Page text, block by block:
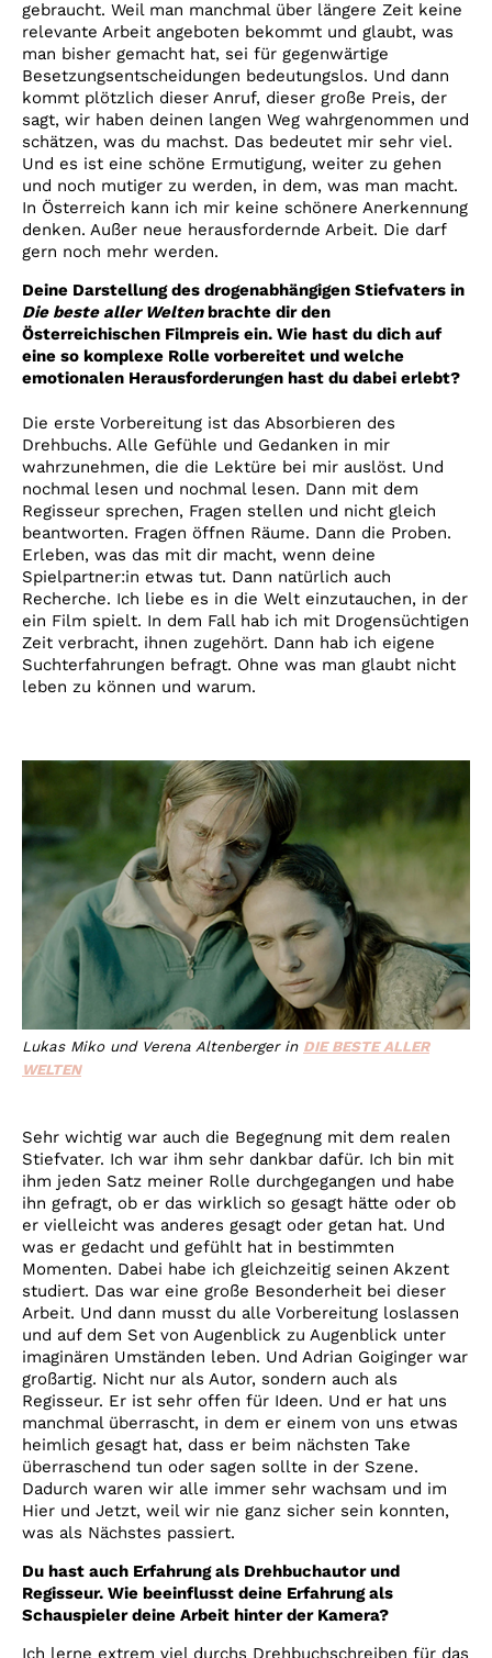
gebraucht. Weil man manchmal über längere Zeit keine
relevante Arbeit angeboten bekommt und glaubt, was
man bisher gemacht hat, sei für gegenwärtige
Besetzungsentscheidungen bedeutungslos. Und dann
kommt plötzlich dieser Anruf, dieser große Preis, der
sagt, wir haben deinen langen Weg wahrgenommen und
schätzen, was du machst. Das bedeutet mir sehr viel.
Und es ist eine schöne Ermutigung, weiter zu gehen
und noch mutiger zu werden, in dem, was man macht.
In Österreich kann ich mir keine schönere Anerkennung
denken. Außer neue herausfordernde Arbeit. Die darf
gern noch mehr werden.
Deine Darstellung des drogenabhängigen Stiefvaters in
Die beste aller Weltenbrachte dir den
Österreichischen Filmpreis ein. Wie hast du dich auf
eine so komplexe Rolle vorbereitet und welche
emotionalen Herausforderungen hast du dabei erlebt?
Die erste Vorbereitung ist das Absorbieren des
Drehbuchs. Alle Gefühle und Gedanken in mir
wahrzunehmen, die die Lektüre bei mir auslöst. Und
nochmal lesen und nochmal lesen. Dann mit dem
Regisseur sprechen, Fragen stellen und nicht gleich
beantworten. Fragen öffnen Räume. Dann die Proben.
Erleben, was das mit dir macht, wenn deine
Spielpartner:in etwas tut. Dann natürlich auch
Recherche. Ich liebe es in die Welt einzutauchen, in der
ein Film spielt. In dem Fall hab ich mit Drogensüchtigen
Zeit verbracht, ihnen zugehört. Dann hab ich eigene
Suchterfahrungen befragt. Ohne was man glaubt nicht
leben zu können und warum.
Lukas Miko und Verena Altenberger in DIE BESTE ALLER
WELTEN
Sehr wichtig war auch die Begegnung mit dem realen
Stiefvater. Ich war ihm sehr dankbar dafür. Ich bin mit
ihm jeden Satz meiner Rolle durchgegangen und habe
ihn gefragt, ob er das wirklich so gesagt hätte oder ob
er vielleicht was anderes gesagt oder getan hat. Und
was er gedacht und gefühlt hat in bestimmten
Momenten. Dabei habe ich gleichzeitig seinen Akzent
studiert. Das war eine große Besonderheit bei dieser
Arbeit. Und dann musst du alle Vorbereitung loslassen
und auf dem Set von Augenblick zu Augenblick unter
imaginären Umständen leben. Und Adrian Goiginger war
großartig. Nicht nur als Autor, sondern auch als
Regisseur. Er ist sehr offen für Ideen. Und er hat uns
manchmal überrascht, in dem er einem von uns etwas
heimlich gesagt hat, dass er beim nächsten Take
überraschend tun oder sagen sollte in der Szene.
Dadurch waren wir alle immer sehr wachsam und im
Hier und Jetzt, weil wir nie ganz sicher sein konnten,
was als Nächstes passiert.
Du hast auch Erfahrung als Drehbuchautor und
Regisseur. Wie beeinflusst deine Erfahrung als
Schauspieler deine Arbeit hinter der Kamera?
Ich lerne extrem viel durchs Drehbuchschreiben für das